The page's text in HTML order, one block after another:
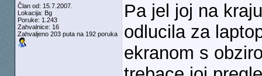
Član od: 15.7.2007.
Lokacija: Bg
Poruke: 1.243
Zahvalnice: 16
Zahvaljeno 203 puta na 192 poruka
Pa jel joj na
odlucila za
ekranom s